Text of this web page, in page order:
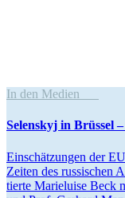
In den Medien
Selenskyj in Brüssel
Einschät­zungen der
Zeiten des russi­schen
tierte Marie­luise Beck